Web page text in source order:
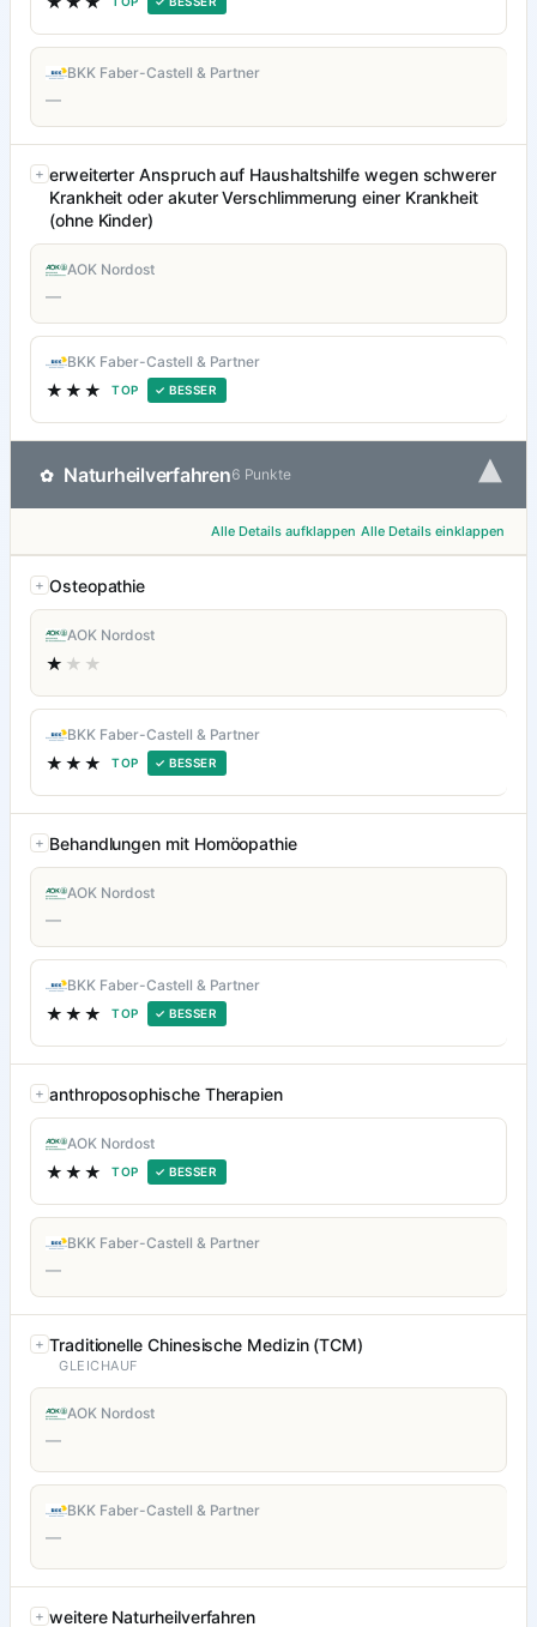
BKK Faber-Castell & Partner
—
erweiterter Anspruch auf Haushaltshilfe wegen schwerer
Krankheit oder akuter Verschlimmerung einer Krankheit
(ohne Kinder)
AOK Nordost
—
BKK Faber-Castell & Partner
★★★ TOP ✓ BESSER
✿ Naturheilverfahren6 Punkte ▾
Alle Details aufklappen Alle Details einklappen
Osteopathie
AOK Nordost
★ ★★
BKK Faber-Castell & Partner
★★★ TOP ✓ BESSER
Behandlungen mit Homöopathie
AOK Nordost
—
BKK Faber-Castell & Partner
★★★ TOP ✓ BESSER
anthroposophische Therapien
AOK Nordost
★★★ TOP ✓ BESSER
BKK Faber-Castell & Partner
—
Traditionelle Chinesische Medizin (TCM)
GLEICHAUF
AOK Nordost
—
BKK Faber-Castell & Partner
—
weitere Naturheilverfahren